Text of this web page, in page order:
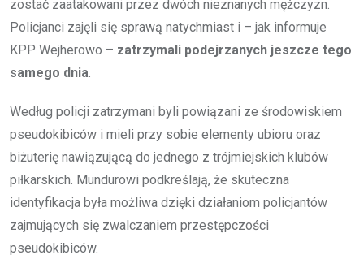
zostać zaatakowani przez dwóch nieznanych mężczyzn.
Policjanci zajęli się sprawą natychmiast i – jak informuje
KPP Wejherowo – zatrzymali podejrzanych jeszcze tego
samego dnia
Według policji zatrzymani byli powiązani ze środowiskiem
pseudokibiców i mieli przy sobie elementy ubioru oraz
biżuterię nawiązującą do jednego z trójmiejskich klubów
piłkarskich. Mundurowi podkreślają, że skuteczna
identyfikacja była możliwa dzięki działaniom policjantów
zajmujących się zwalczaniem przestępczości
pseudokibiców.